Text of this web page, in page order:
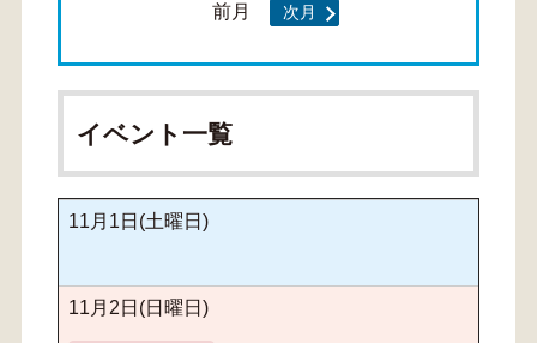
前月 次月
イベント一覧
11月1日(土曜日)
11月2日(日曜日)